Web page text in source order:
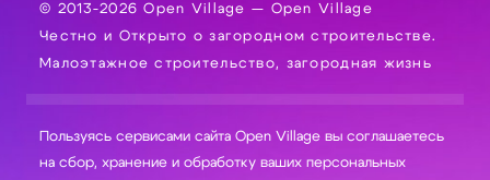
© 2013-2026 Open Village — Open Village
Честно и Открыто о загородном строительстве.
Малоэтажное строительство, загородная жизнь
Пользуясь сервисами сайта Open Village вы соглашаетесь
на сбор, хранение и обработку ваших персональных